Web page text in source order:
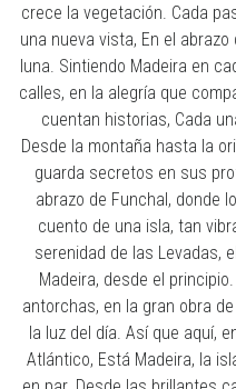
crece la vegetación. Cada
una nueva vista, En el
luna. Sintiendo Madeira en
calles, en la alegría que
cuentan historias, Cada
Desde la montaña hasta la
guarda secretos en sus
abrazo de Funchal, donde
cuento de una isla, tan
serenidad de las Levadas,
Madeira, desde el
antorchas, en la gran obra
la luz del día. Así que aquí,
Atlántico, Está Madeira, la